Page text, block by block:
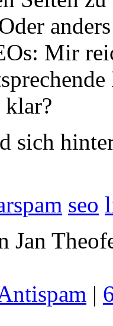
Mir
klar?
sich
seo
Jan
|